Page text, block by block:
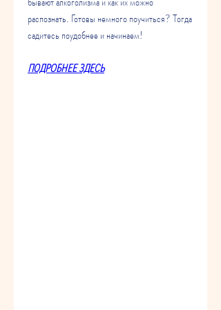
распознать. Готовы немного поучиться? Тогда
садитесь поудобнее и начинаем!
ПОДРОБНЕЕ ЗДЕСЬ